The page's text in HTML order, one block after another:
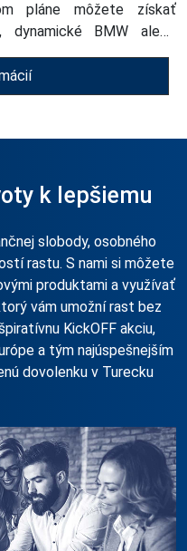
pláne môžete získať
BMW alebo
pre tých úplne
ciele a ESSENS vám
váš štýl i úspech.
k lepšiemu
slobody, osobného
rastu. S nami si môžete
produktami a využívať
vám umožní rast bez
KickOFF akciu,
a tým najúspešnejším
dovolenku v Turecku